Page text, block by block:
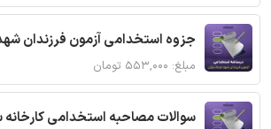
جزوه استخدامی آزمون فرزندان
مبلغ: ۵۵۳,۰۰۰ تومان
سوالات مصاحبه استخدامی